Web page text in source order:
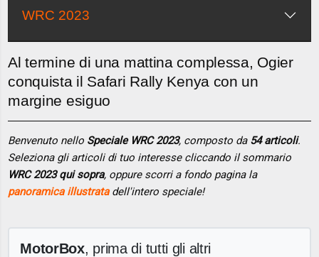
WRC 2023
Al termine di una mattina complessa, Ogier
conquista il Safari Rally Kenya con un
margine esiguo
Benvenuto nello Speciale WRC 2023, composto da 54 articoli.
Seleziona gli articoli di tuo interesse cliccando il sommario
WRC 2023 qui sopra, oppure scorri a fondo pagina la
panoramica illustratadell'intero speciale!
MotorBox, prima di tutti gli altri